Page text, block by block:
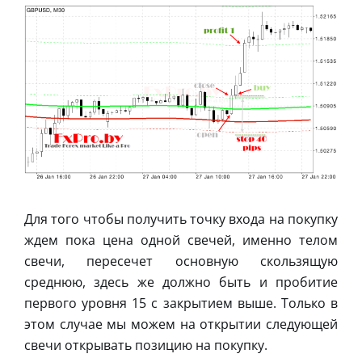
Для того чтобы получить точку входа на покупку
ждем пока цена одной свечей, именно телом
свечи, пересечет основную скользящую
среднюю, здесь же должно быть и пробитие
первого уровня 15 с закрытием выше. Только в
этом случае мы можем на открытии следующей
свечи открывать позицию на покупку.